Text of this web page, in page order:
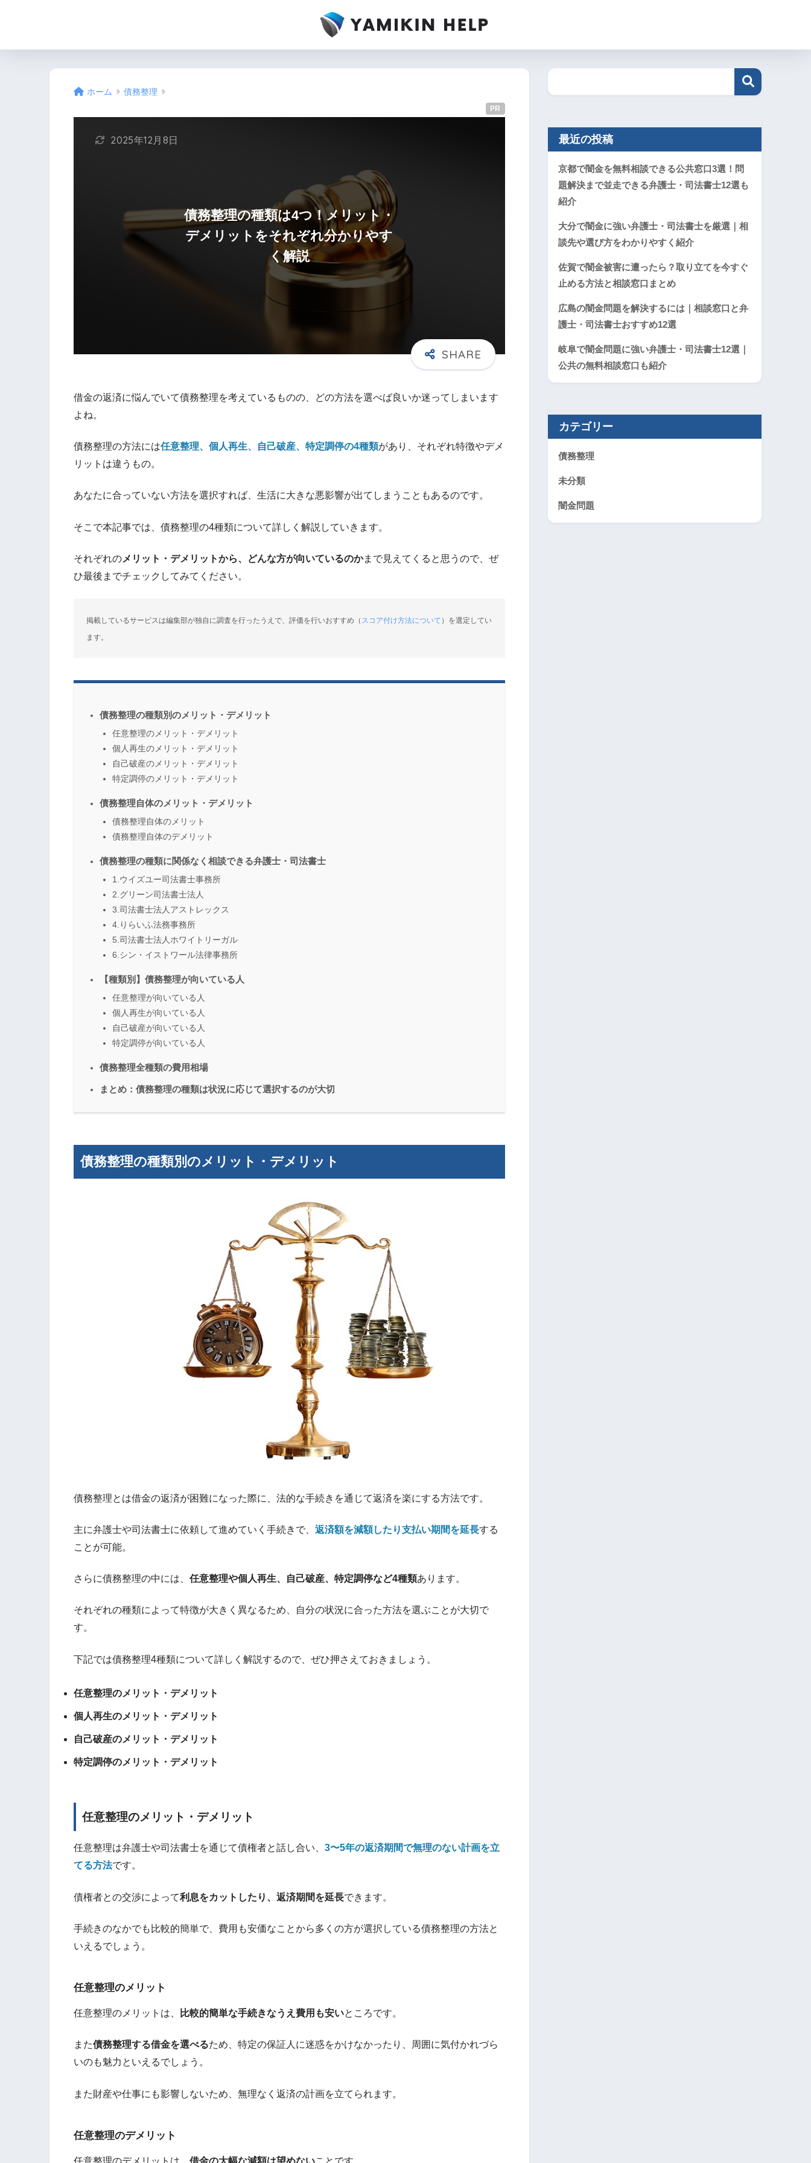
ホーム 債務整理
PR
債務整理の種類は4つ！メリット・
デメリットをそれぞれ分かりやす
く解説
2025年12月8日
借金の返済に悩んでいて債務整理を考えているものの、どの方法を選べば良いか迷ってしまいます
よね。
債務整理の方法には任意整理、個人再生、自己破産、特定調停の4種類があり、それぞれ特徴やデメ
リットは違うもの。
あなたに合っていない方法を選択すれば、生活に大きな悪影響が出てしまうこともあるのです。
そこで本記事では、債務整理の4種類について詳しく解説していきます。
それぞれのメリット・デメリットから、どんな方が向いているのかまで見えてくると思うので、ぜ
ひ最後までチェックしてみてください。
掲載しているサービスは編集部が独自に調査を行ったうえで、評価を行いおすすめ（ スコア付け方法について ）を選定してい
ます。
債務整理の種類別のメリット・デメリット
任意整理のメリット・デメリット
個人再生のメリット・デメリット
自己破産のメリット・デメリット
特定調停のメリット・デメリット
債務整理自体のメリット・デメリット
債務整理自体のメリット
債務整理自体のデメリット
債務整理の種類に関係なく相談できる弁護士・司法書士
1.ウイズユー司法書士事務所
2.グリーン司法書士法人
3.司法書士法人アストレックス
4.りらいふ法務事務所
5.司法書士法人ホワイトリーガル
6.シン・イストワール法律事務所
【種類別】債務整理が向いている人
任意整理が向いている人
個人再生が向いている人
自己破産が向いている人
特定調停が向いている人
債務整理全種類の費用相場
まとめ：債務整理の種類は状況に応じて選択するのが大切
債務整理の種類別のメリット・デメリット
債務整理とは借金の返済が困難になった際に、法的な手続きを通じて返済を楽にする方法です。
主に弁護士や司法書士に依頼して進めていく手続きで、 返済額を減額したり支払い期間を延長する
ことが可能。
さらに債務整理の中には、 任意整理や個人再生、自己破産、特定調停など4種類あります。
それぞれの種類によって特徴が大きく異なるため、自分の状況に合った方法を選ぶことが大切で
す。
下記では債務整理4種類について詳しく解説するので、ぜひ押さえておきましょう。
任意整理のメリット・デメリット
個人再生のメリット・デメリット
自己破産のメリット・デメリット
特定調停のメリット・デメリット
任意整理のメリット・デメリット
任意整理は弁護士や司法書士を通じて債権者と話し合い、 3〜5年の返済期間で無理のない計画を立
てる方法です。
債権者との交渉によって利息をカットしたり、返済期間を延長できます。
手続きのなかでも比較的簡単で、費用も安価なことから多くの方が選択している債務整理の方法と
いえるでしょう。
任意整理のメリット
任意整理のメリットは、 比較的簡単な手続きなうえ費用も安いところです。
また債務整理する借金を選べるため、特定の保証人に迷惑をかけなかったり、周囲に気付かれづら
いのも魅力といえるでしょう。
また財産や仕事にも影響しないため、無理なく返済の計画を立てられます。
任意整理のデメリット
任意整理のデメリットは、 借金の大幅な減額は望めない ことです。
最近の投稿
京都で闇金を無料相談できる公共窓口3選！問
題解決まで並走できる弁護士・司法書士12選も
紹介
大分で闇金に強い弁護士・司法書士を厳選｜相
談先や選び方をわかりやすく紹介
佐賀で闇金被害に遭ったら？取り立てを今すぐ
止める方法と相談窓口まとめ
広島の闇金問題を解決するには｜相談窓口と弁
護士・司法書士おすすめ12選
岐阜で闇金問題に強い弁護士・司法書士12選｜
公共の無料相談窓口も紹介
カテゴリー
債務整理
未分類
闇金問題